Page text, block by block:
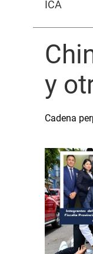
ICA
y
Cadena